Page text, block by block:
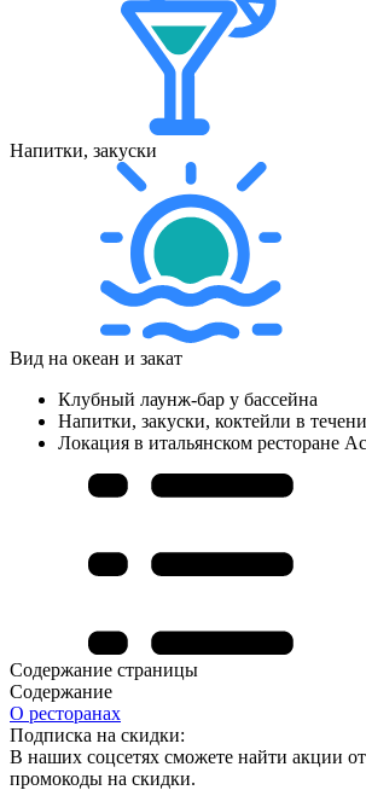
Напитки, закуски
Вид на океан и закат
Клубный лаунж-бар у бассейна
Напитки, закуски, коктейли в
Локация в итальянском ресторане
Содержание страницы
Содержание
О ресторанах
Подписка на скидки:
В наших соцсетях сможете найти акции
промокоды на скидки.